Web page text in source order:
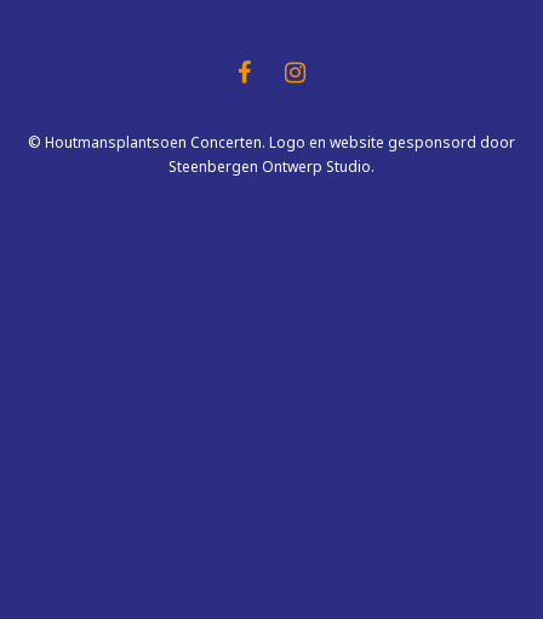
© Houtmansplantsoen Concerten. Logo en website gesponsord door
Steenbergen Ontwerp Studio.